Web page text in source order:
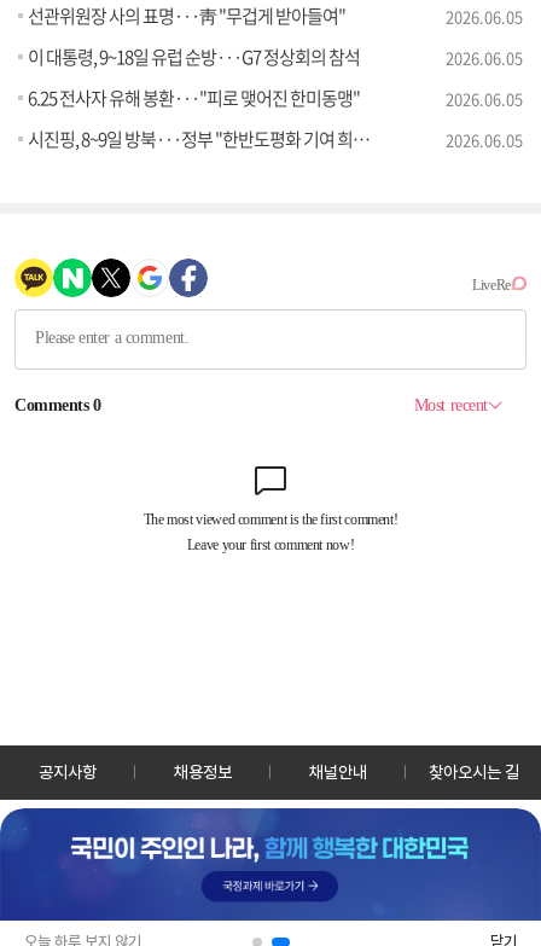
오늘 하루 보지 않기 닫기
선관위원장 사의 표명···靑 "무겁게 받아들여" 2026.06.05
이 대통령, 9~18일 유럽 순방···G7 정상회의 참석 2026.06.05
6.25 전사자 유해 봉환···"피로 맺어진 한미동맹" 2026.06.05
시진핑, 8~9일 방북···정부 "한반도평화 기여 희망" 2026.06.05
공지사항 채용정보 채널안내 찾아오시는 길
30128 세종특별자치시 정부2청사로 13 한국정책방송원 KTV
TEL: 044-204-8000
Copyrightⓒ KTV 국민방송 All Rights Reserved.